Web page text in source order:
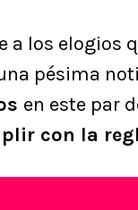
a los elogios
pésima
en este par
con la